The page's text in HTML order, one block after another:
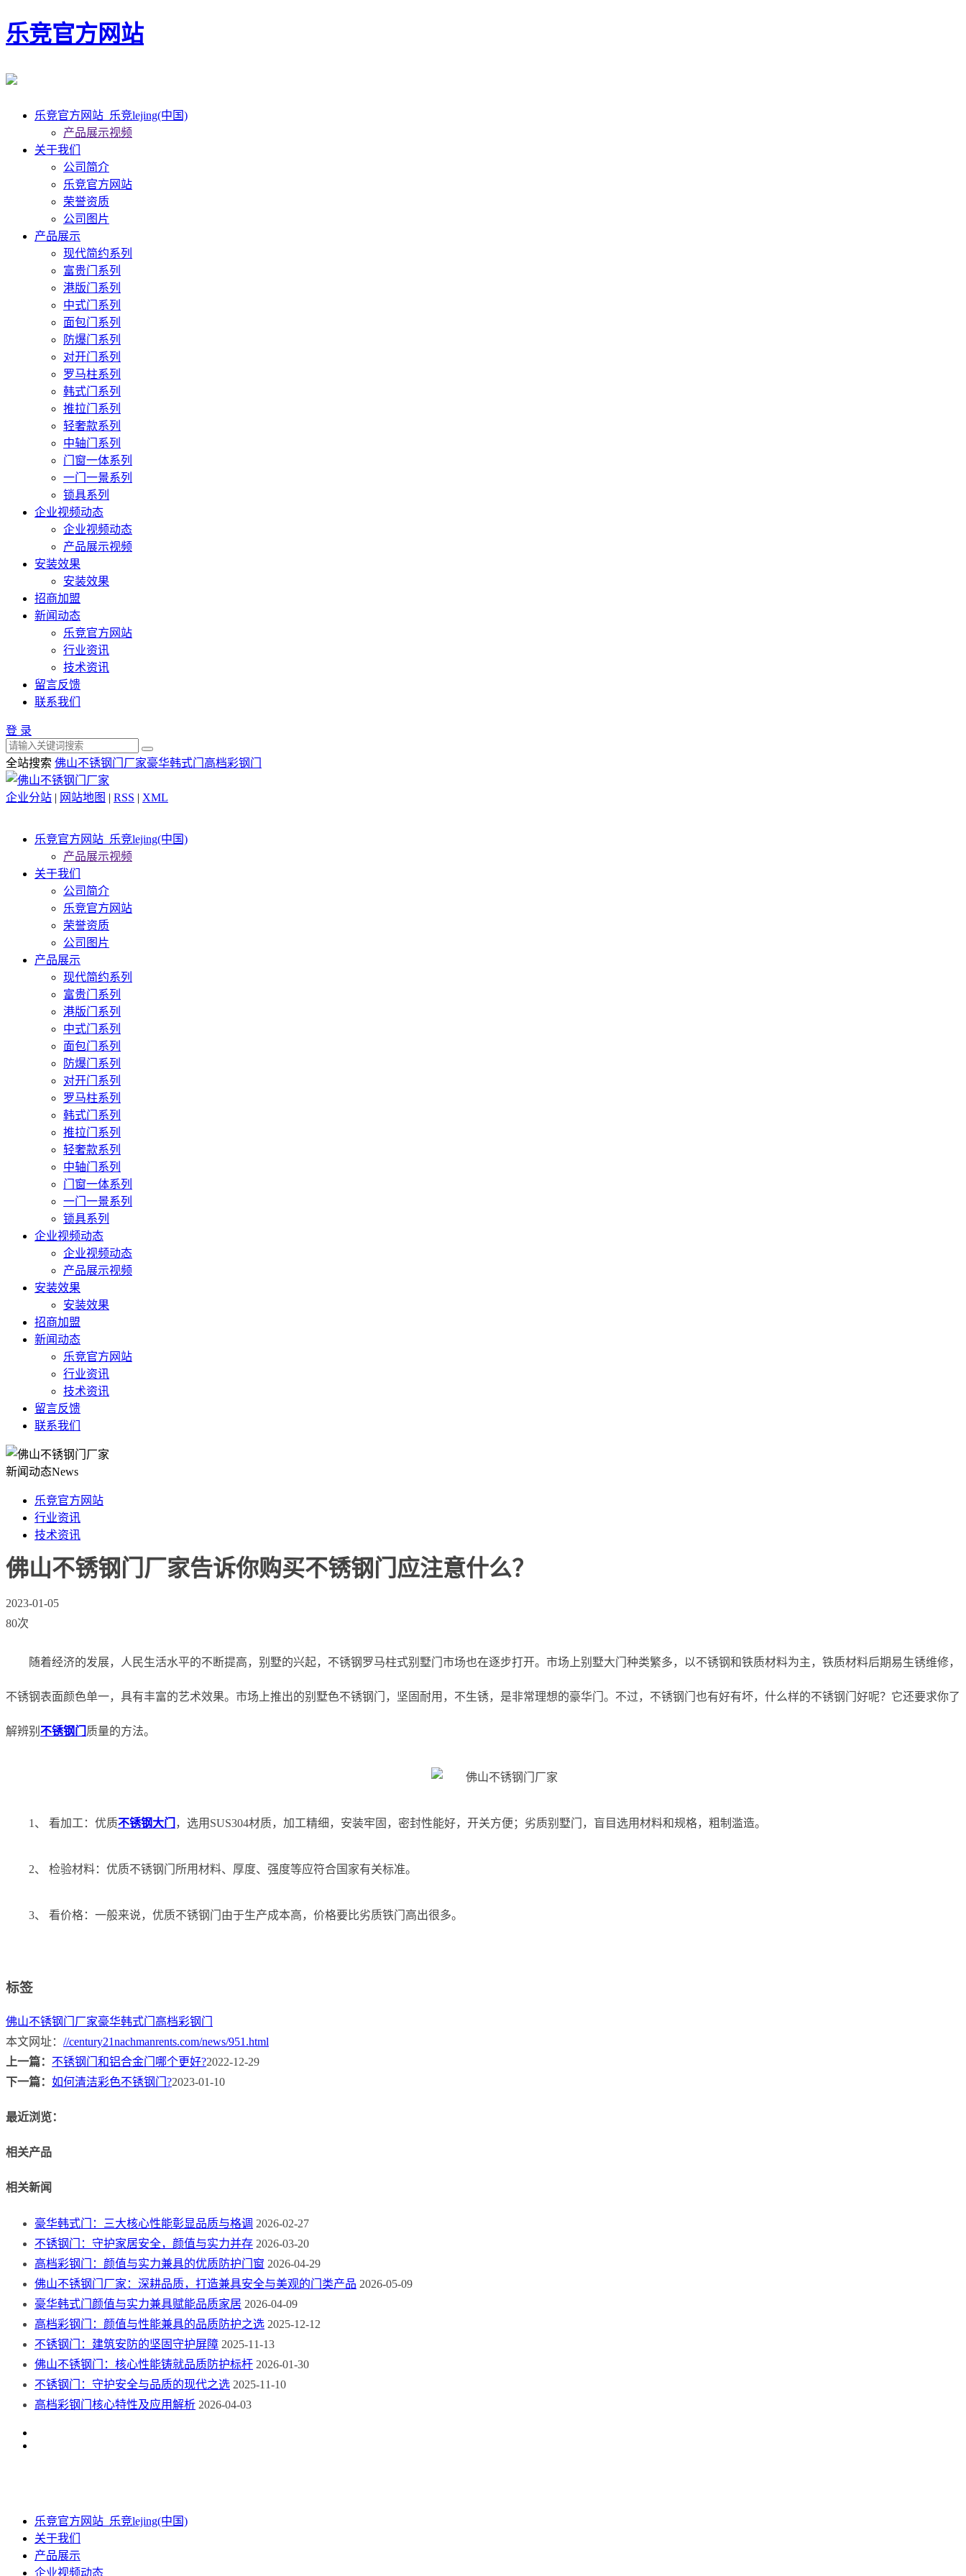
乐竞官方网站
乐竞官方网站_乐竞lejing(中国)
产品展示视频
关于我们
公司简介
乐竞官方网站
荣誉资质
公司图片
产品展示
现代简约系列
富贵门系列
港版门系列
中式门系列
面包门系列
防爆门系列
对开门系列
罗马柱系列
韩式门系列
推拉门系列
轻奢款系列
中轴门系列
门窗一体系列
一门一景系列
锁具系列
企业视频动态
企业视频动态
产品展示视频
安装效果
安装效果
招商加盟
新闻动态
乐竞官方网站
行业资讯
技术资讯
留言反馈
联系我们
登 录
全站搜索 佛山不锈钢门厂家豪华韩式门 高档彩钢门
企业分站 | 网站地图 | RSS | XML
乐竞官方网站_乐竞lejing(中国)
产品展示视频
关于我们
公司简介
乐竞官方网站
荣誉资质
公司图片
产品展示
现代简约系列
富贵门系列
港版门系列
中式门系列
面包门系列
防爆门系列
对开门系列
罗马柱系列
韩式门系列
推拉门系列
轻奢款系列
中轴门系列
门窗一体系列
一门一景系列
锁具系列
企业视频动态
企业视频动态
产品展示视频
安装效果
安装效果
招商加盟
新闻动态
乐竞官方网站
行业资讯
技术资讯
留言反馈
联系我们
新闻动态News
乐竞官方网站
行业资讯
技术资讯
佛山不锈钢门厂家告诉你购买不锈钢门应注意什么？
2023-01-05
80次
随着经济的发展，人民生活水平的不断提高，别墅的兴起，不锈钢罗马柱式别墅门市场也在逐步打开。市场上别墅大门种类繁多，以不锈钢和铁质材料为主，铁质材料后期易生锈维修，
不锈钢表面颜色单一，具有丰富的艺术效果。市场上推出的别墅色不锈钢门，坚固耐用，不生锈，是非常理想的豪华门。不过，不锈钢门也有好有坏，什么样的不锈钢门好呢？它还要求你了
解辨别 不锈钢门 质量的方法。
1、 看加工：优质不锈钢大门 ，选用SUS304材质，加工精细，安装牢固，密封性能好，开关方便；劣质别墅门，盲目选用材料和规格，粗制滥造。
2、 检验材料：优质不锈钢门所用材料、厚度、强度等应符合国家有关标准。
3、 看价格：一般来说，优质不锈钢门由于生产成本高，价格要比劣质铁门高出很多。
标签
佛山不锈钢门厂家豪华韩式门 高档彩钢门
本文网址： //century21nachmanrents.com/news/951.html
上一篇： 不锈钢门和铝合金门哪个更好?2022-12-29
下一篇： 如何清洁彩色不锈钢门?2023-01-10
最近浏览：
相关产品
相关新闻
豪华韩式门：三大核心性能彰显品质与格调 2026-02-27
不锈钢门：守护家居安全，颜值与实力并存 2026-03-20
高档彩钢门：颜值与实力兼具的优质防护门窗 2026-04-29
佛山不锈钢门厂家：深耕品质，打造兼具安全与美观的门类产品 2026-05-09
豪华韩式门颜值与实力兼具赋能品质家居 2026-04-09
高档彩钢门：颜值与性能兼具的品质防护之选 2025-12-12
不锈钢门：建筑安防的坚固守护屏障 2025-11-13
佛山不锈钢门：核心性能铸就品质防护标杆 2026-01-30
不锈钢门：守护安全与品质的现代之选 2025-11-10
高档彩钢门核心特性及应用解析 2026-04-03
乐竞官方网站_乐竞lejing(中国)
关于我们
产品展示
企业视频动态